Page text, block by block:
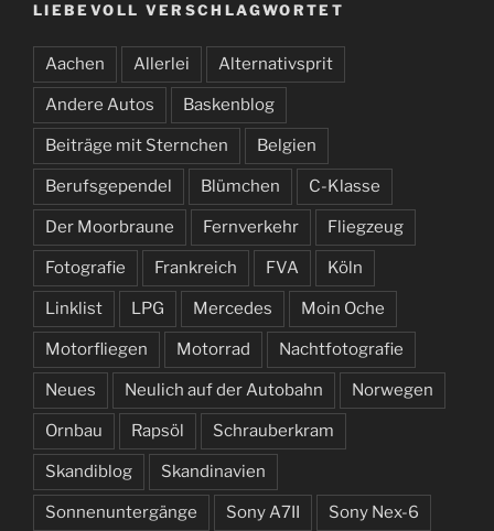
LIEBEVOLL VERSCHLAGWORTET
Aachen Allerlei Alternativsprit
Andere Autos Baskenblog
Beiträge mit Sternchen Belgien
Berufsgependel Blümchen C-Klasse
Der Moorbraune Fernverkehr Fliegzeug
Fotografie Frankreich FVA Köln
Linklist LPG Mercedes Moin Oche
Motorfliegen Motorrad Nachtfotografie
Neues Neulich auf der Autobahn Norwegen
Ornbau Rapsöl Schrauberkram
Skandiblog Skandinavien
Sonnenuntergänge Sony A7II Sony Nex-6